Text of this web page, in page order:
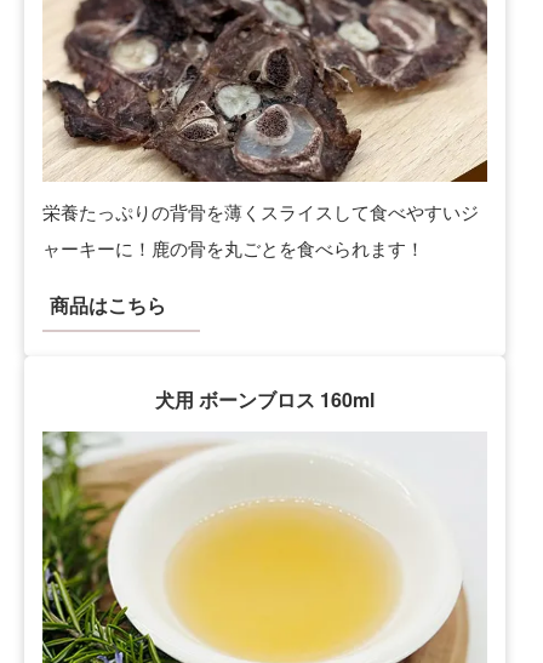
栄養たっぷりの背骨を薄くスライスして食べやすいジ
ャーキーに！鹿の骨を丸ごとを食べられます！
商品はこちら
犬用 ボーンブロス 160ml